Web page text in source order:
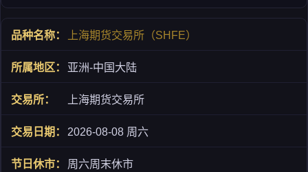
上海期货交易所（SHFE）
亚洲-中国大陆
上海期货交易所
2026-08-08 周六
周六周末休市